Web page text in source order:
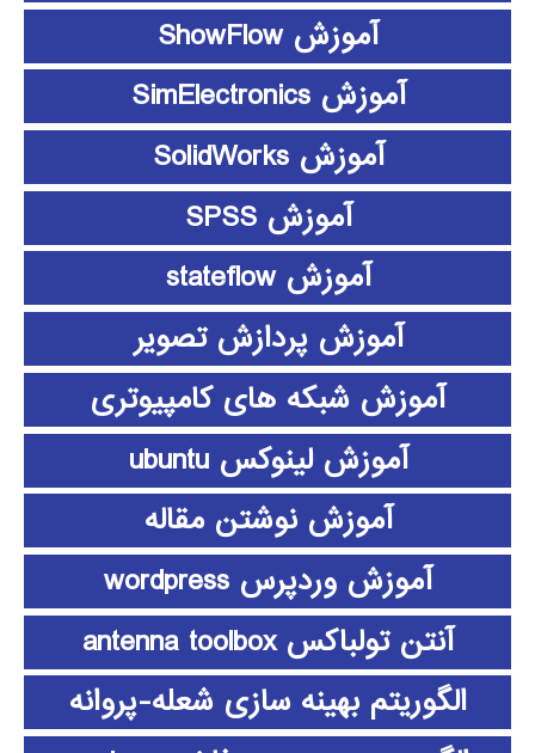
آموزش ShowFlow
آموزش SimElectronics
آموزش SolidWorks
آموزش SPSS
آموزش stateflow
آموزش پردازش تصویر
آموزش شبکه های کامپیوتری
آموزش لینوکس ubuntu
آموزش نوشتن مقاله
آموزش وردپرس wordpress
آنتن تولباکس antenna toolbox
الگوریتم بهینه سازی شعله-پروانه